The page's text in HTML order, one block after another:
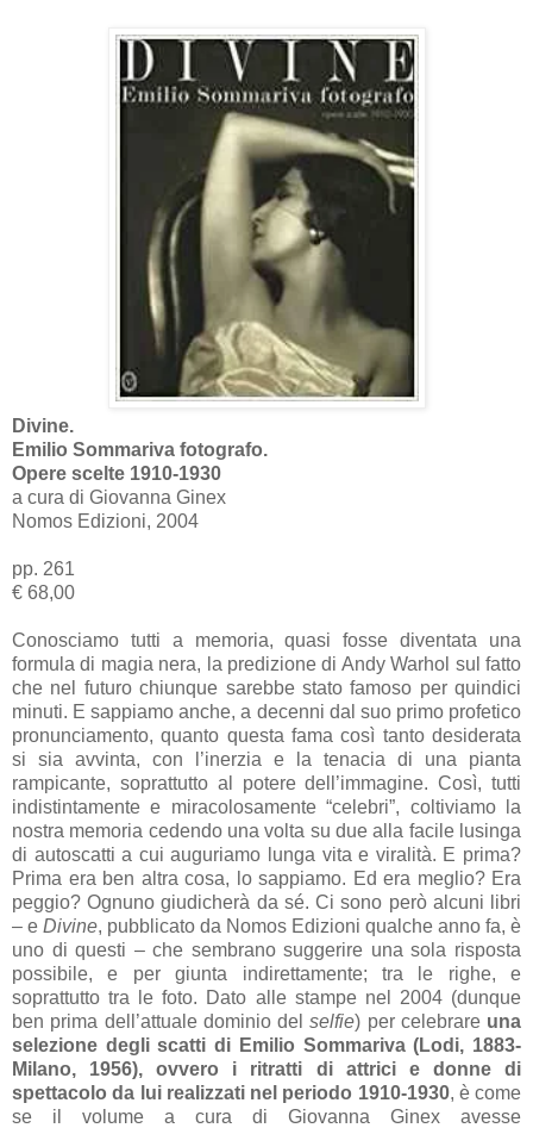
Divine.
Emilio Sommariva fotografo.
Opere scelte 1910-1930
a cura di Giovanna Ginex
Nomos Edizioni, 2004
pp. 261
€ 68,00
Conosciamo tutti a memoria, quasi fosse diventata una
formula di magia nera, la predizione di Andy Warhol sul fatto
che nel futuro chiunque sarebbe stato famoso per quindici
minuti. E sappiamo anche, a decenni dal suo primo profetico
pronunciamento, quanto questa fama così tanto desiderata
si sia avvinta, con l’inerzia e la tenacia di una pianta
rampicante, soprattutto al potere dell’immagine. Così, tutti
indistintamente e miracolosamente “celebri”, coltiviamo la
nostra memoria cedendo una volta su due alla facile lusinga
di autoscatti a cui auguriamo lunga vita e viralità. E prima?
Prima era ben altra cosa, lo sappiamo. Ed era meglio? Era
peggio? Ognuno giudicherà da sé. Ci sono però alcuni libri
– e Divine, pubblicato da Nomos Edizioni qualche anno fa, è
uno di questi – che sembrano suggerire una sola risposta
possibile, e per giunta indirettamente; tra le righe, e
soprattutto tra le foto. Dato alle stampe nel 2004 (dunque
ben prima dell’attuale dominio delselfie) per celebrare una
selezione degli scatti di Emilio Sommariva (Lodi, 1883-
Milano, 1956), ovvero i ritratti di attrici e donne di
spettacolo da lui realizzati nel periodo 1910-1930, è come
se il volume a cura di Giovanna Ginex avesse